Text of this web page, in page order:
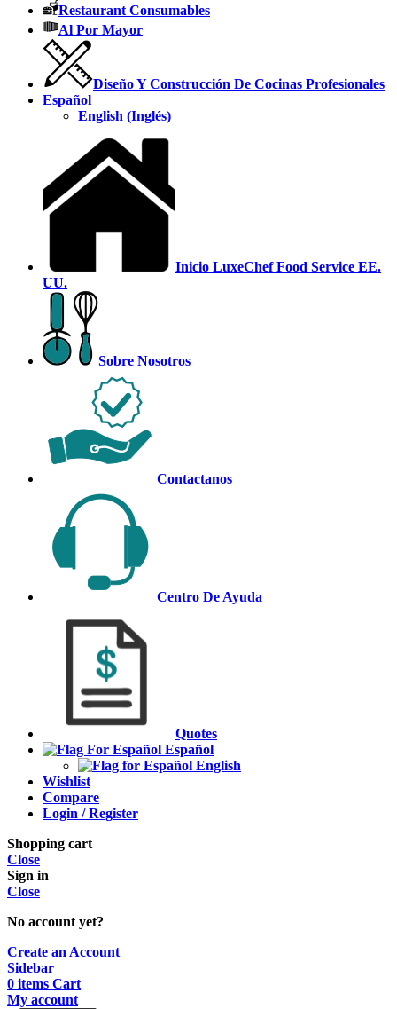
Restaurant Consumables
Al Por Mayor
Diseño Y Construcción De Cocinas Profesionales
Español
English (Inglés)
Inicio LuxeChef Food Service EE.
UU.
Sobre Nosotros
Contactanos
Centro De Ayuda
Quotes
Español
English
Wishlist
Compare
Login / Register
Shopping cart
Close
Sign in
Close
No account yet?
Create an Account
Sidebar
0 items Cart
My account